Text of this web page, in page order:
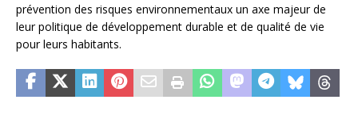
prévention des risques environnementaux un axe majeur de
leur politique de développement durable et de qualité de vie
pour leurs habitants.